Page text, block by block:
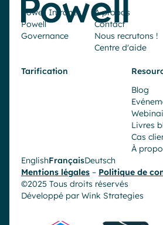
Powell Intranet
Powell
Governance
À propos
Contact
Nous recrutons !
Centre d'aide
Tarification
Blog
Livres
Cas
À
EnglishFrançaisDeutsch
Mentions légales – Politique de
©2025 Tous droits réservés
Développé par Wink Strategies